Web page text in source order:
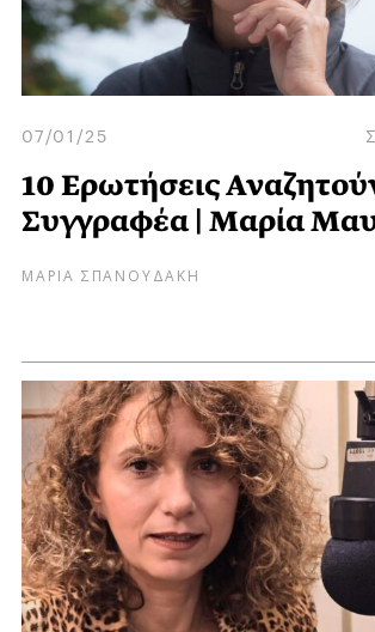
07/01/25
10 Ερωτήσεις
Συγγραφέα | Μαρία
ΜΑΡΙΑ ΣΠΑΝΟΥΔΑΚΗ